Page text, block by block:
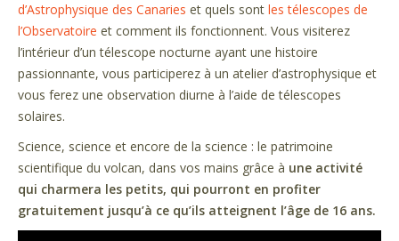
d’Astrophysique des Canaries et quels sont les télescopes de
l’Observatoire et comment ils fonctionnent. Vous visiterez
l’intérieur d’un télescope nocturne ayant une histoire
passionnante, vous participerez à un atelier d’astrophysique et
vous ferez une observation diurne à l’aide de télescopes
solaires.
Science, science et encore de la science : le patrimoine
scientifique du volcan, dans vos mains grâce à une activité
qui charmera les petits, qui pourront en profiter
gratuitement jusqu’à ce qu’ils atteignent l’âge de 16 ans.